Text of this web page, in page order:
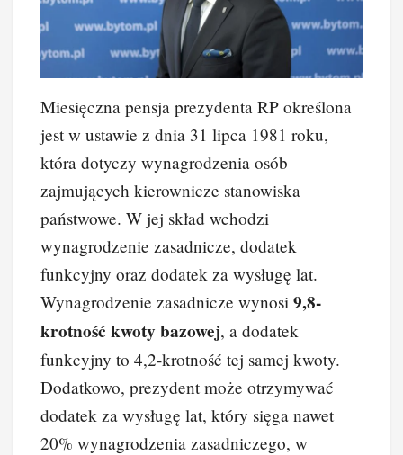
Miesięczna pensja prezydenta RP określona
jest w ustawie z dnia 31 lipca 1981 roku,
która dotyczy wynagrodzenia osób
zajmujących kierownicze stanowiska
państwowe. W jej skład wchodzi
wynagrodzenie zasadnicze, dodatek
funkcyjny oraz dodatek za wysługę lat.
Wynagrodzenie zasadnicze wynosi 9,8-
krotność kwoty bazowej, a dodatek
funkcyjny to 4,2-krotność tej samej kwoty.
Dodatkowo, prezydent może otrzymywać
dodatek za wysługę lat, który sięga nawet
20% wynagrodzenia zasadniczego, w